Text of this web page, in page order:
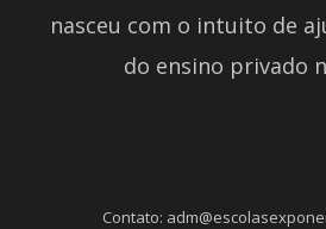
nasceu com o intuito de
do ensino privado
Contato: